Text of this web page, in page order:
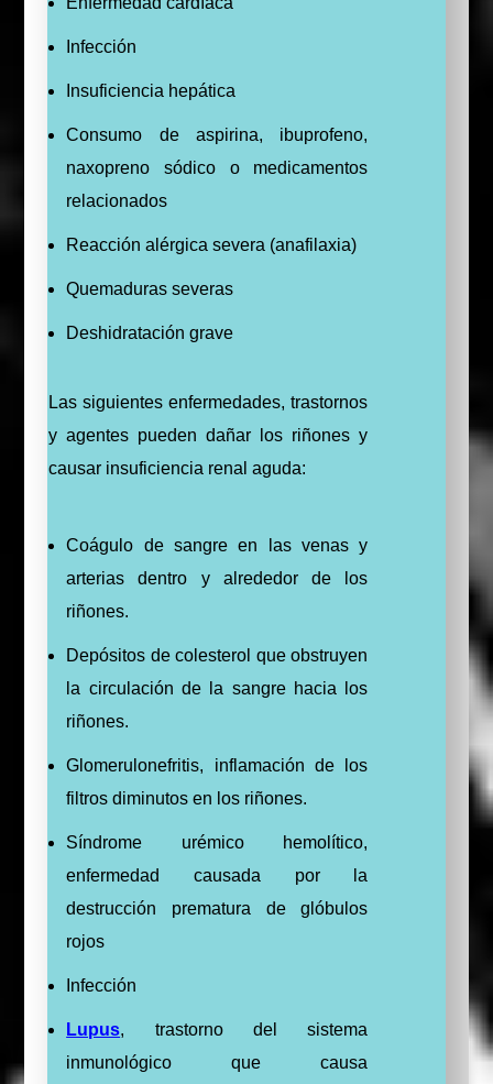
Infección
Insuficiencia hepática
Consumo de aspirina, ibuprofeno,
naxopreno sódico o medicamentos
relacionados
Reacción alérgica severa (anafilaxia)
Quemaduras severas
Deshidratación grave
Las siguientes enfermedades, trastornos
y agentes pueden dañar los riñones y
causar insuficiencia renal aguda:
Coágulo de sangre en las venas y
arterias dentro y alrededor de los
riñones.
Depósitos de colesterol que obstruyen
la circulación de la sangre hacia los
riñones.
Glomerulonefritis, inflamación de los
filtros diminutos en los riñones.
Síndrome urémico hemolítico,
enfermedad causada por la
destrucción prematura de glóbulos
rojos
Infección
Lupus, trastorno del sistema
inmunológico que causa